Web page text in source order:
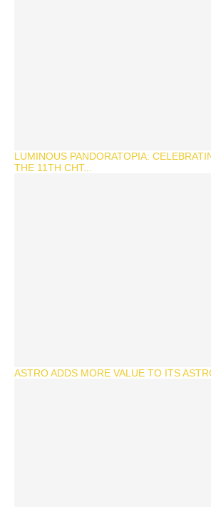
LUMINOUS PANDORATOPIA:
THE 11TH CHT...
ASTRO ADDS MORE VALUE TO ITS